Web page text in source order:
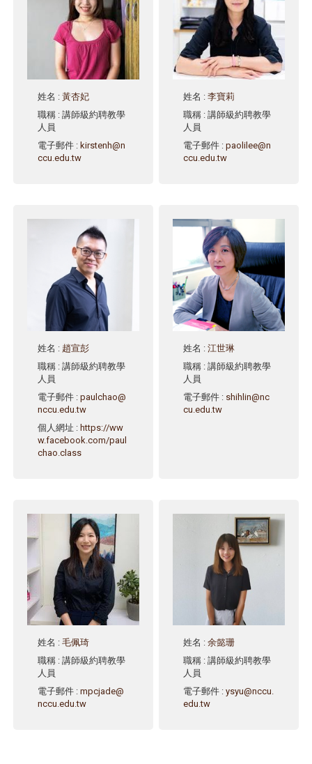
姓名 :黃杏妃
職稱 : 講師級約聘教學
人員
電子郵件 : kirstenh@n
ccu.edu.tw
姓名 :李寶莉
職稱 : 講師級約聘教學
人員
電子郵件 :paolilee@n
ccu.edu.tw
姓名 : 趙宣彭
職稱 : 講師級約聘教學
人員
電子郵件 :paulchao@
nccu.edu.tw
個人網址 :https://ww
w.facebook.com/paul
chao.class
姓名 :江世琳
職稱 : 講師級約聘教學
人員
電子郵件 : shihlin@nc
cu.edu.tw
姓名 :毛佩琦
職稱 : 講師級約聘教學
人員
電子郵件 :mpcjade@
nccu.edu.tw
姓名 :余懿珊
職稱 : 講師級約聘教學
人員
電子郵件 :ysyu@nccu.
edu.tw